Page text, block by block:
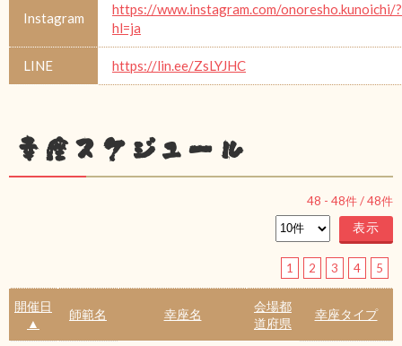
Instagram
https://www.instagram.com/onoresho.kunoichi/?
hl=ja
LINE https://lin.ee/ZsLYJHC
幸座スケジュール
48 - 48件 /48件
1 2 3 4 5
開催日
▲
師範名 幸座名
会場都
道府県
幸座タイプ